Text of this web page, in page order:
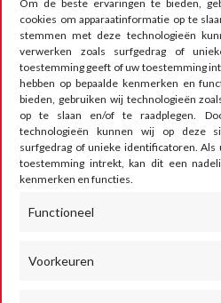
Om de beste ervaringen te bieden,
cookies om apparaatinformatie op te
stemmen met deze technologieën
verwerken zoals surfgedrag of
toestemming geeft of uw toestemming
hebben op bepaalde kenmerken en
bieden, gebruiken wij technologieën
op te slaan en/of te raadplegen.
technologieën kunnen wij op deze
surfgedrag of unieke identificatoren.
toestemming intrekt, kan dit een
kenmerken en functies.
Functioneel
Voorkeuren
B-5640 Mettet
Tel :+32 71-71 00 80
Email :info@mettet-xp.be
TVA : BE0409 501 435
Privacybeleid
Algemene gebruiksvoorwaarden
Cookiebeleid